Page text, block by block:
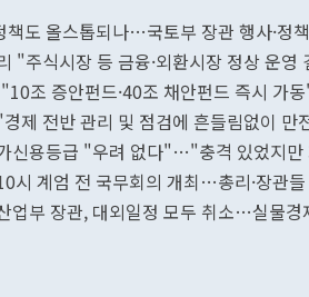
도 올스톱되나…국토부 장관 행사·정
"주식시장 등 금융·외환시장 정상 운
조 증안펀드·40조 채안펀드 즉시 가
제 전반 관리 및 점검에 흔들림없이 만
신용등급 "우려 없다"…"충격 있었지만
시 계엄 전 국무회의 개최…총리·장관
업부 장관, 대외일정 모두 취소…실물경